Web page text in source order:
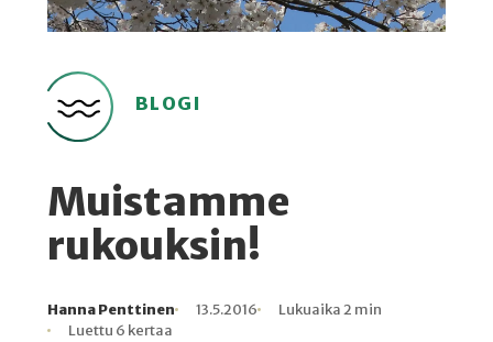
BLOGI
Muistamme
rukouksin!
Kirjoittaja
Hanna Penttinen
Julkaistu
13.5.2016
Lukuaika
Lukuaika 2 min
Lukukertoja
Luettu 6 kertaa